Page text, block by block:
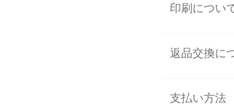
印刷につい
返品交換に
支払い方法